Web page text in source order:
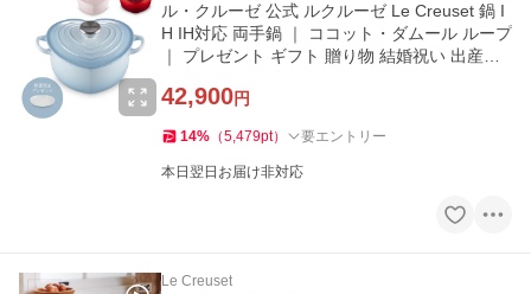
ル・クルーゼ 公式 ルクルーゼ Le Creuset 鍋 I
H IH対応 両手鍋 ｜ ココット・ダムール ループ
｜ プレゼント ギフト 贈り物 結婚祝い 出産祝
42,900円
14% （5,479pt） 要エントリー
本日翌日お届け非対応
Le Creuset